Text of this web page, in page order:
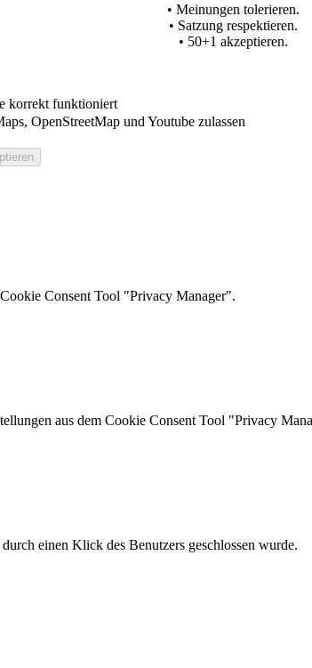
• Meinungen tolerieren.
• Satzung respektieren.
• 50+1 akzeptieren.
korrekt funktioniert
OpenStreetMap und Youtube zulassen
Consent Tool "Privacy Manager".
aus dem Cookie Consent Tool "Privacy
einen Klick des Benutzers geschlossen wurde.